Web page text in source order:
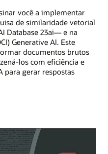
você a implementar
de similaridade vetorial
Database 23ai— e na
Generative AI. Este
documentos brutos
los com eficiência e
para gerar respostas